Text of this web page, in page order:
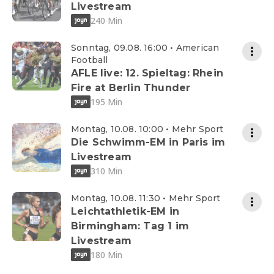
Livestream
240 Min
Sonntag, 09.08. 16:00 • American
Football
AFLE live: 12. Spieltag: Rhein
Fire at Berlin Thunder
195 Min
Montag, 10.08. 10:00 • Mehr Sport
Die Schwimm-EM in Paris im
Livestream
310 Min
Montag, 10.08. 11:30 • Mehr Sport
Leichtathletik-EM in
Birmingham: Tag 1 im
Livestream
180 Min